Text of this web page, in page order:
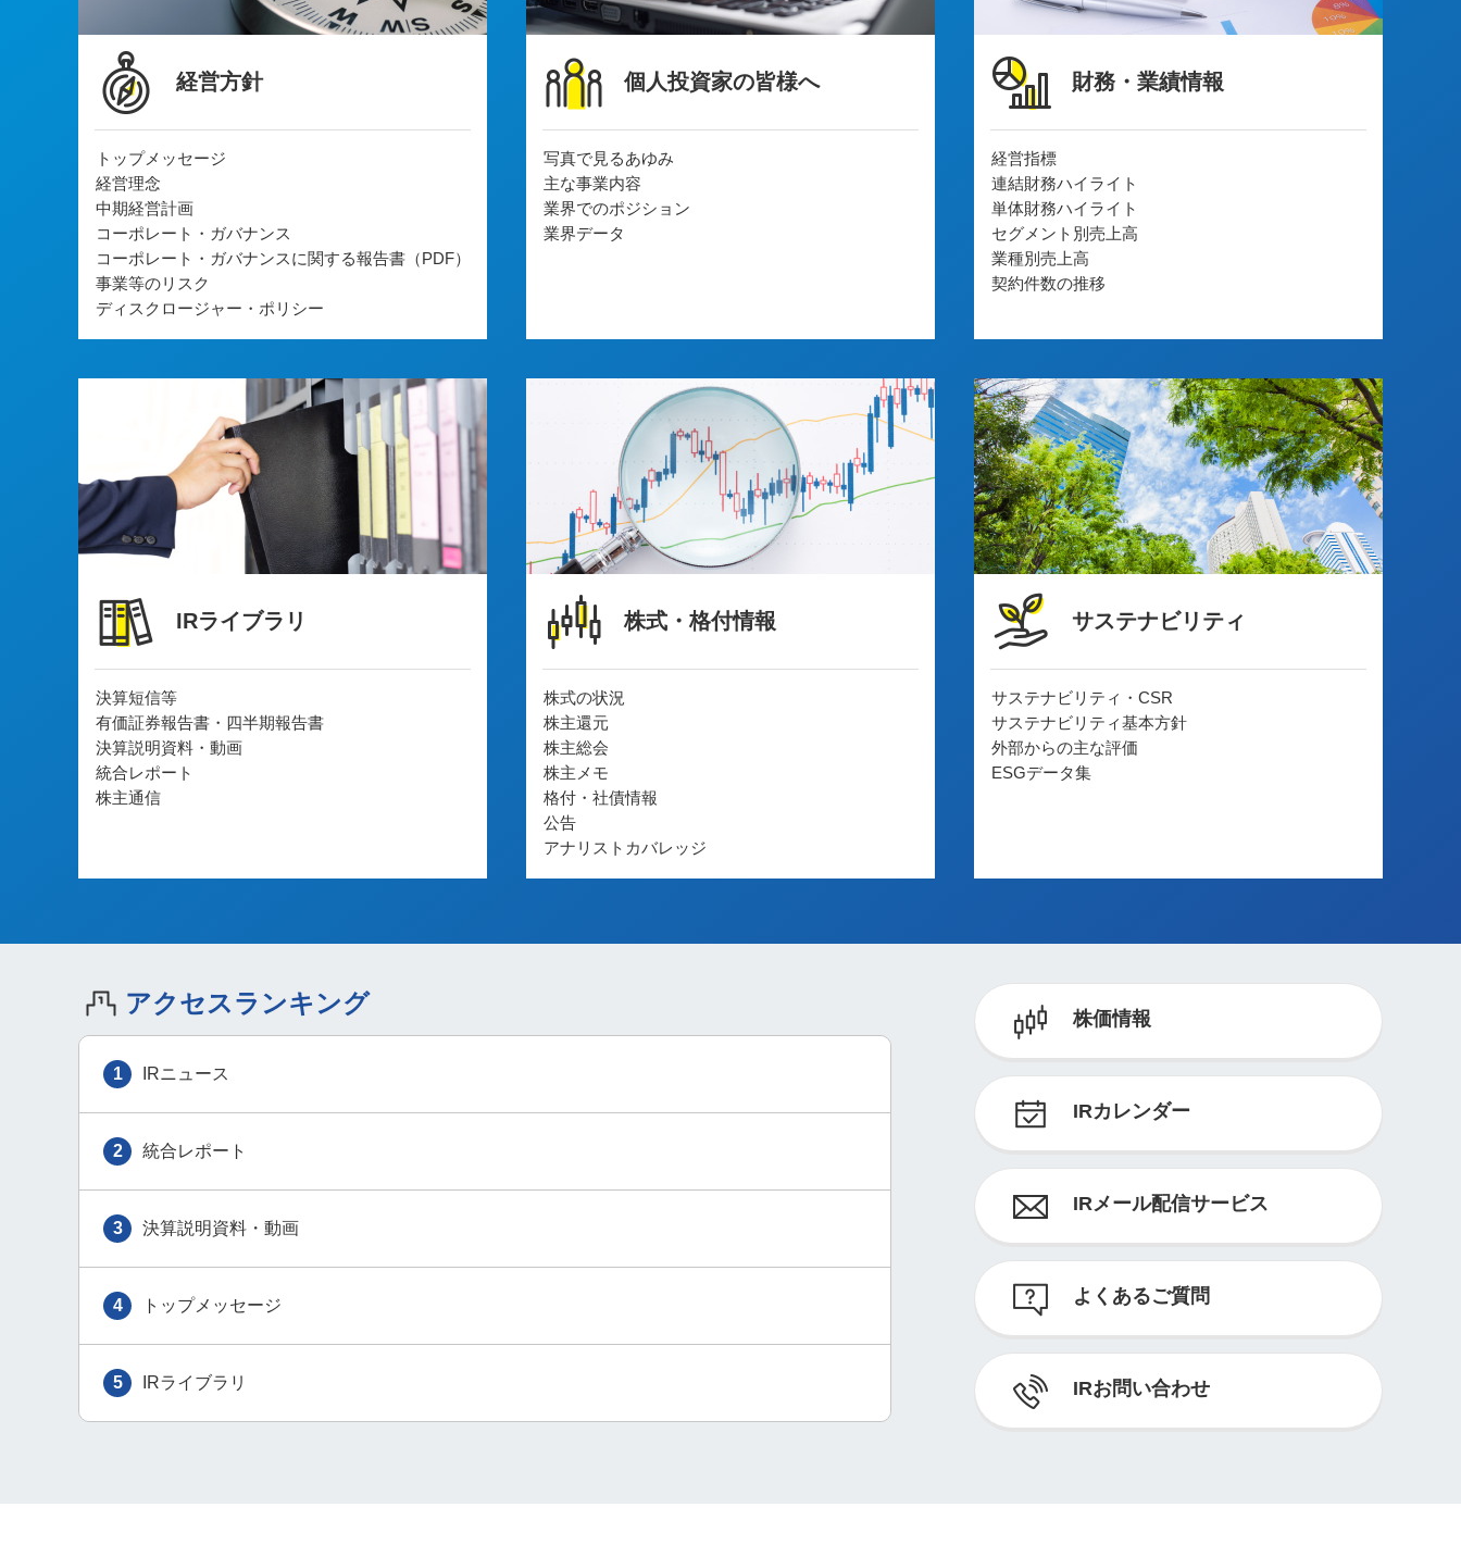
経営方針
トップメッセージ
経営理念
中期経営計画
コーポレート・ガバナンス
コーポレート・ガバナンスに関する報告書（PDF）
事業等のリスク
ディスクロージャー・ポリシー
個人投資家の皆様へ
写真で見るあゆみ
主な事業内容
業界でのポジション
業界データ
財務・業績情報
経営指標
連結財務ハイライト
単体財務ハイライト
セグメント別売上高
業種別売上高
契約件数の推移
IRライブラリ
決算短信等
有価証券報告書・四半期報告書
決算説明資料・動画
統合レポート
株主通信
株式・格付情報
株式の状況
株主還元
株主総会
株主メモ
格付・社債情報
公告
アナリストカバレッジ
サステナビリティ
サステナビリティ・CSR
サステナビリティ基本方針
外部からの主な評価
ESGデータ集
アクセスランキング
1 IRニュース
2 統合レポート
3 決算説明資料・動画
4 トップメッセージ
5 IRライブラリ
株価情報
IRカレンダー
IRメール配信サービス
よくあるご質問
IRお問い合わせ